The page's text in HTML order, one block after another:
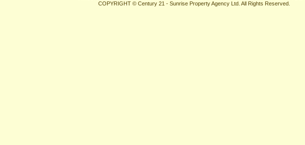
COPYRIGHT © Century 21 - Sunrise Property Agency Ltd. All Rights Reserved.